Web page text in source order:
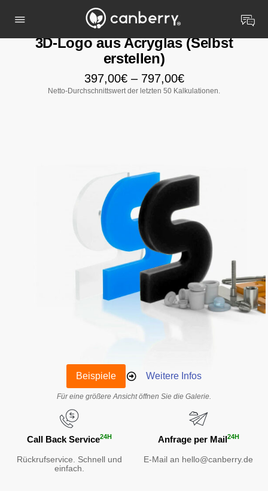
3D-Logo aus Acryglas (Selbst
erstellen)
397,00€ – 797,00€
Netto-Durchschnittswert der letzten 50 Kalkulationen.
Beispiele Weitere Infos
Für eine größere Ansicht öffnen Sie die Galerie.
Call Back Service24H
Rückrufservice. Schnell und
einfach.
Anfrage per Mail24H
E-Mail an hello@canberry.de